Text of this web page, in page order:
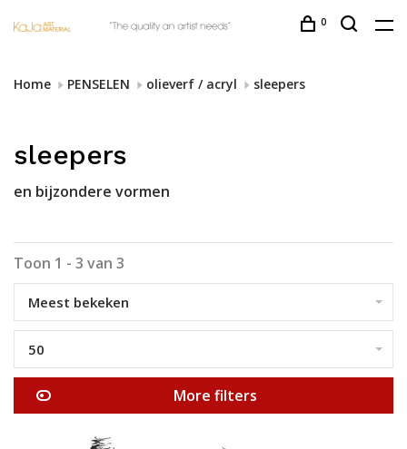
0
Home PENSELEN olieverf / acryl sleepers
sleepers
en bijzondere vormen
Toon 1 - 3 van 3
Meest bekeken
50
More filters